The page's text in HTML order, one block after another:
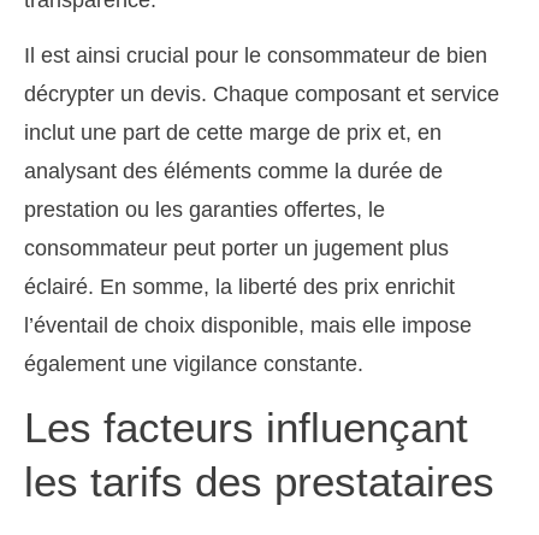
Il est ainsi crucial pour le consommateur de bien
décrypter un devis. Chaque composant et service
inclut une part de cette marge de prix et, en
analysant des éléments comme la durée de
prestation ou les garanties offertes, le
consommateur peut porter un jugement plus
éclairé. En somme, la liberté des prix enrichit
l’éventail de choix disponible, mais elle impose
également une vigilance constante.
Les facteurs influençant
les tarifs des prestataires